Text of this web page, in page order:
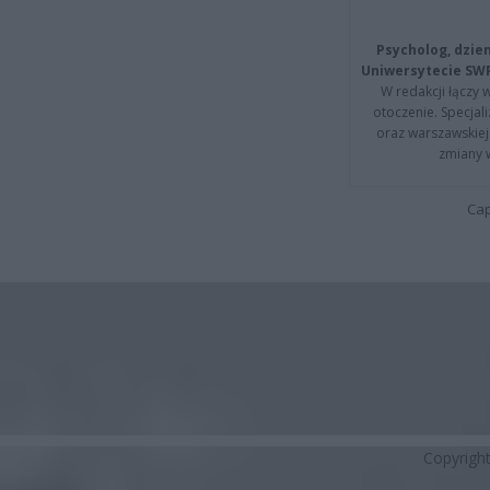
Psycholog,
Uniwersytecie
W redakcji łączy
otoczenie.
oraz
zmiany